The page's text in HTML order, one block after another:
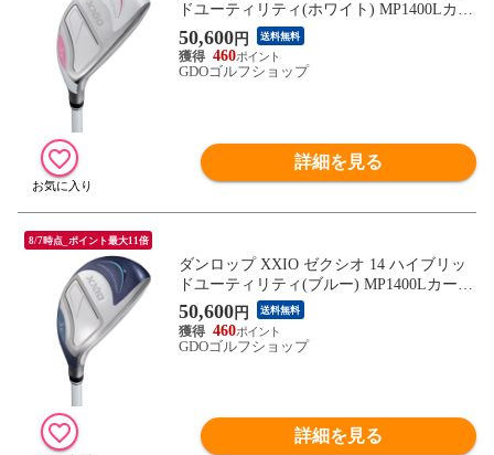
ドユーティリティ(ホワイト) MP1400Lカー
ボン シャフト：MP1400Lカーボン L H6 2
8° 38.25inch レディス
50,600円 送料無料
460
GDOゴルフショップ
詳細を見る
8/7時点_ポイント最大11倍
ダンロップ XXIO ゼクシオ 14 ハイブリッ
ドユーティリティ(ブルー) MP1400Lカーボ
ン シャフト：MP1400Lカーボン A H4 22°
39.25inch レディス
50,600円 送料無料
460
GDOゴルフショップ
詳細を見る